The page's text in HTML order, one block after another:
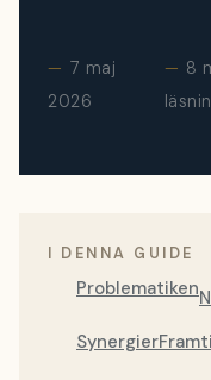
7 maj
2026
8
I DENNA GUIDE
Problematiken
Synergier